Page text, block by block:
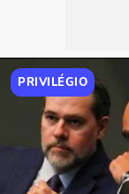
PRIVILÉGIO